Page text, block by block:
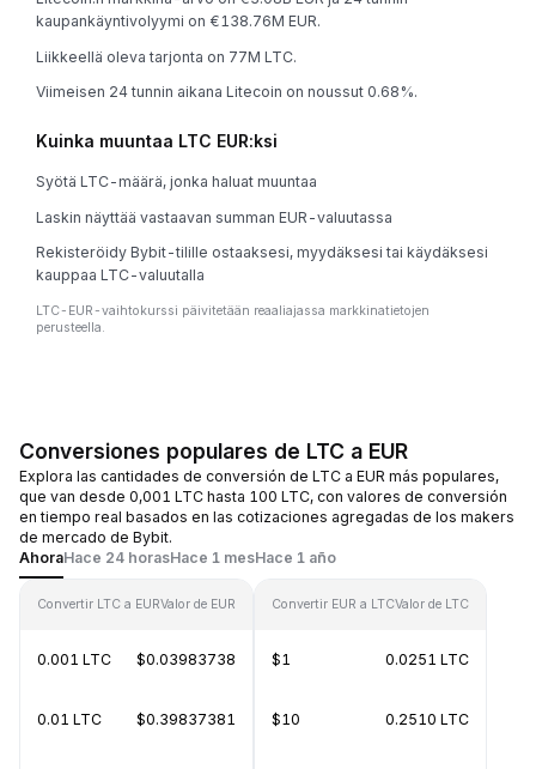
kaupankäyntivolyymi on €138.76M EUR.
Liikkeellä oleva tarjonta on 77M LTC.
Viimeisen 24 tunnin aikana Litecoin on noussut 0.68%.
Kuinka muuntaa LTC EUR:ksi
Syötä LTC-määrä, jonka haluat muuntaa
Laskin näyttää vastaavan summan EUR-valuutassa
Rekisteröidy Bybit-tilille ostaaksesi, myydäksesi tai käydäksesi
kauppaa LTC-valuutalla
LTC-EUR-vaihtokurssi päivitetään reaaliajassa markkinatietojen
perusteella.
Conversiones populares de LTC a EUR
Explora las cantidades de conversión de LTC a EUR más populares,
que van desde 0,001 LTC hasta 100 LTC, con valores de conversión
en tiempo real basados en las cotizaciones agregadas de los makers
de mercado de Bybit.
AhoraHace 24 horasHace 1 mesHace 1 año
Convertir LTC a EURValor de EUR
0.001 LTC $0.03983738
0.01 LTC $0.39837381
Convertir EUR a LTCValor de LTC
$1 0.0251 LTC
$10 0.2510 LTC